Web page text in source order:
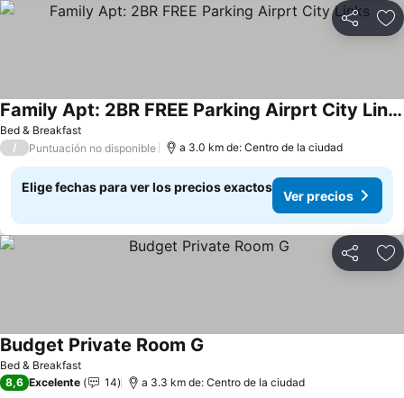
Compartir
Bed & Breakfast
Family Apt: 2BR FREE Parking Airprt City Links
/ Puntuación no disponible a 3.0 km de: Centro de la ciudad
Elige fechas para ver los precios exactos
Ver precios
Compartir
Bed & Breakfast
Budget Private Room G
8,6 Excelente 14 a 3.3 km de: Centro de la ciudad